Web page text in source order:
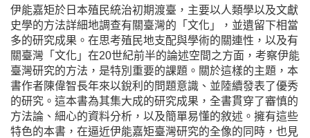
伊能嘉矩於日本殖民統治初期渡臺，主要以人類學以及文獻
史學的方法詳細地調查有關臺灣的「文化」，並遺留下相當
多的研究成果。在思考殖民地支配與學術的關連性，以及有
關臺灣「文化」在20世紀前半的論述空間之方面，考察伊能
臺灣研究的方法，是特別重要的課題。關於這樣的主題，本
書作者陳偉智長年來以銳利的問題意識、並陸續發表了優秀
的研究。這本書為其集大成的研究成果，全書貫穿了審慎的
方法論、細心的資料分析，以及簡單易懂的敘述。擁有這些
特色的本書，在逼近伊能嘉矩臺灣研究的全像的同時，也見